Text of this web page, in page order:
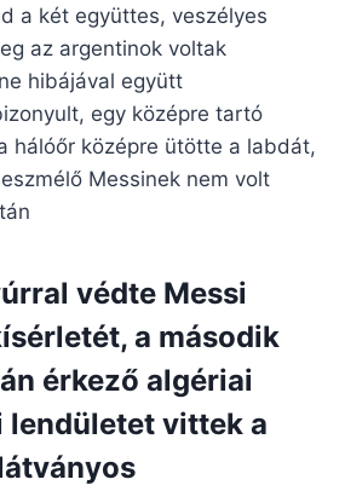
a két együttes, veszélyes
az argentinok voltak
hibájával együtt
egy középre tartó
hálóőr középre ütötte a labdát,
Messinek nem volt
védte Messi
a második
érkező algériai
lendületet vittek a